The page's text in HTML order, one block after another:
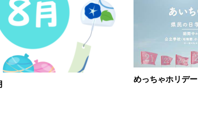
めっちゃホリデー